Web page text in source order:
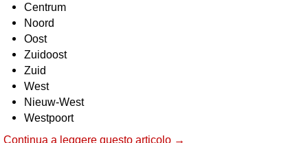
Centrum
Noord
Oost
Zuidoost
Zuid
West
Nieuw-West
Westpoort
Continua a leggere questo articolo →